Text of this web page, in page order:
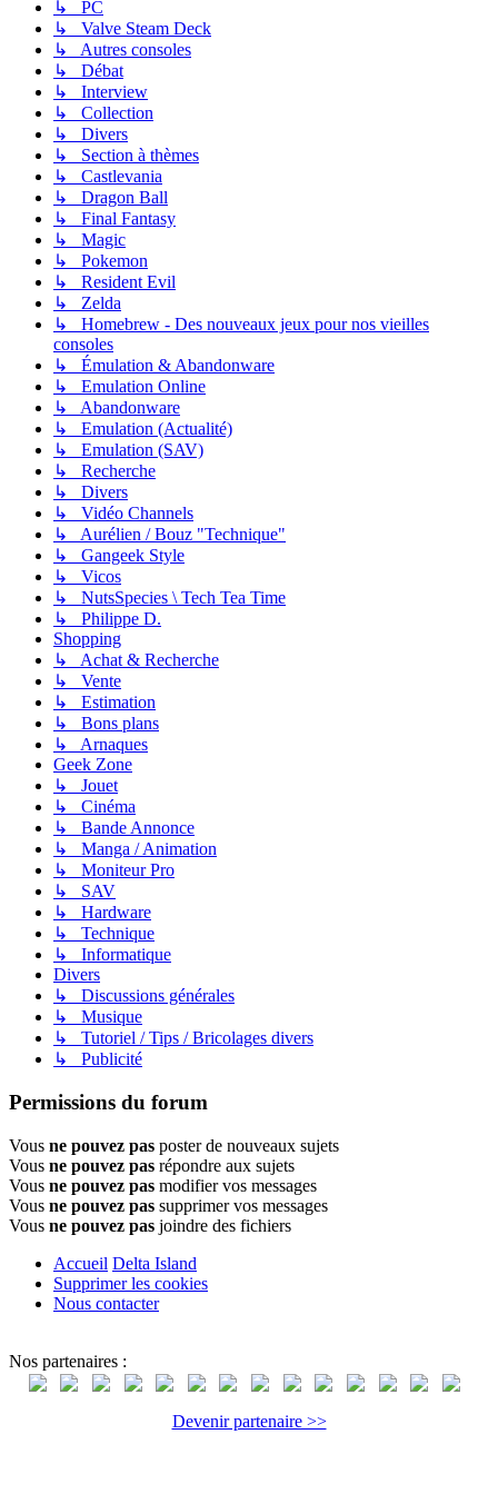
↳ PC
↳ Valve Steam Deck
↳ Autres consoles
↳ Débat
↳ Interview
↳ Collection
↳ Divers
↳ Section à thèmes
↳ Castlevania
↳ Dragon Ball
↳ Final Fantasy
↳ Magic
↳ Pokemon
↳ Resident Evil
↳ Zelda
↳ Homebrew - Des nouveaux jeux pour nos vieilles
consoles
↳ Émulation & Abandonware
↳ Emulation Online
↳ Abandonware
↳ Emulation (Actualité)
↳ Emulation (SAV)
↳ Recherche
↳ Divers
↳ Vidéo Channels
↳ Aurélien / Bouz "Technique"
↳ Gangeek Style
↳ Vicos
↳ NutsSpecies \ Tech Tea Time
↳ Philippe D.
Shopping
↳ Achat & Recherche
↳ Vente
↳ Estimation
↳ Bons plans
↳ Arnaques
Geek Zone
↳ Jouet
↳ Cinéma
↳ Bande Annonce
↳ Manga / Animation
↳ Moniteur Pro
↳ SAV
↳ Hardware
↳ Technique
↳ Informatique
Divers
↳ Discussions générales
↳ Musique
↳ Tutoriel / Tips / Bricolages divers
↳ Publicité
Permissions du forum
Vous ne pouvez pas poster de nouveaux sujets
Vous ne pouvez pas répondre aux sujets
Vous ne pouvez pas modifier vos messages
Vous ne pouvez pas supprimer vos messages
Vous ne pouvez pas joindre des fichiers
Accueil Delta Island
Supprimer les cookies
Nous contacter
Nos partenaires :
Devenir partenaire >>